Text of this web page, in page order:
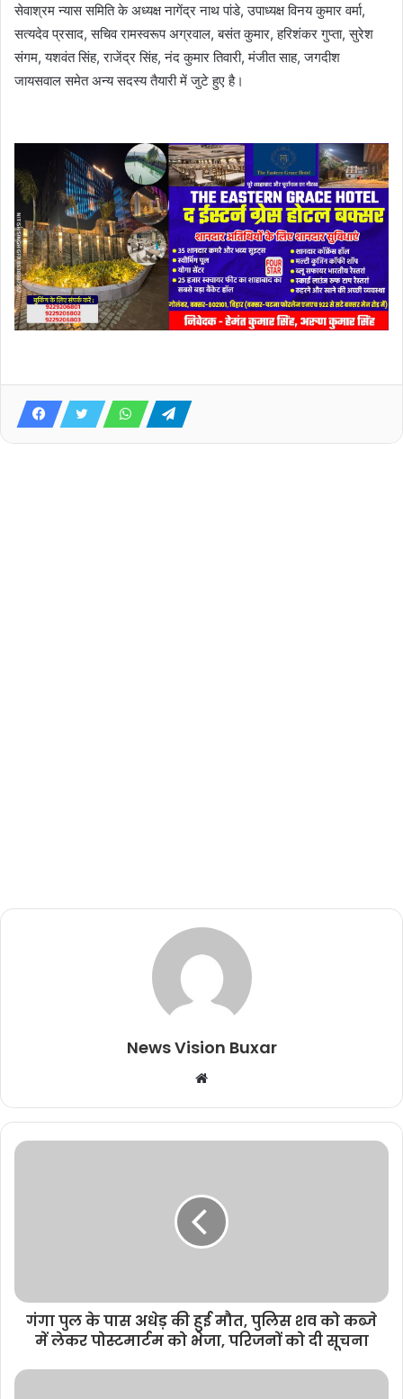
सेवाश्रम न्यास समिति के अध्यक्ष नागेंद्र नाथ पांडे, उपाध्यक्ष विनय कुमार वर्मा,
सत्यदेव प्रसाद, सचिव रामस्वरूप अग्रवाल, बसंत कुमार, हरिशंकर गुप्ता, सुरेश
संगम, यशवंत सिंह, राजेंद्र सिंह, नंद कुमार तिवारी, मंजीत साह, जगदीश
जायसवाल समेत अन्य सदस्य तैयारी में जुटे हुए है।
News Vision Buxar
b
s
e
गंगा पुल के पास अधेड़ की हुई मौत, पुलिस शव को कब्जे
में लेकर पोस्टमार्टम को भेजा, परिजनों को दी सूचना